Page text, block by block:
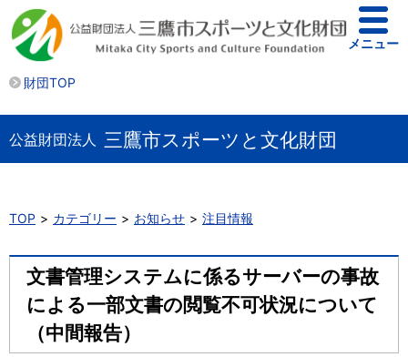
財団TOP
メニュー
公益財団法人 三鷹市スポーツと文化財団
TOP カテゴリー お知らせ 注目情報
文書管理システムに係るサーバーの事故
による一部文書の閲覧不可状況について
（中間報告）